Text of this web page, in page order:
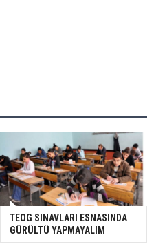
TEOG SINAVLARI ESNASINDA
GÜRÜLTÜ YAPMAYALIM